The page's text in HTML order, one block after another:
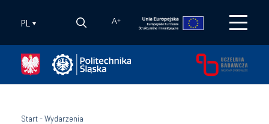
PL A+
Start-Wydarzenia